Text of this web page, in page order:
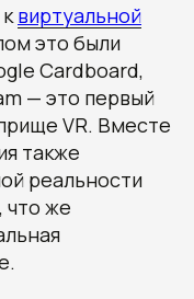
виртуальной
это были
Cardboard,
— это первый
VR. Вместе
также
реальности
что же